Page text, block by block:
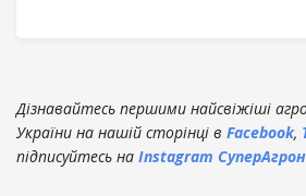
Дізнавайтесь першими найсвіжіші
України на нашій сторінці в Facebook,
підписуйтесь на Instagram